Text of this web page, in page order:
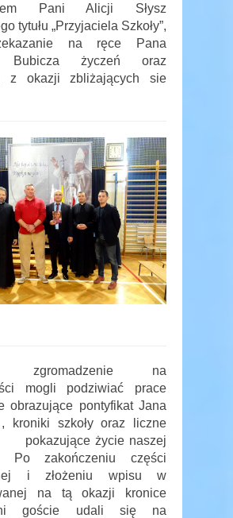
Pani Alicji Słysz
tytułu „Przyjaciela Szkoły”,
na ręce Pana
Bubicza życzeń oraz
z okazji zbliżających sie
zgromadzenie na
mogli podziwiać prace
obrazujące pontyfikat Jana
kroniki szkoły oraz liczne
pokazujące życie naszej
Po zakończeniu części
i złożeniu wpisu w
na tą okazji kronice
goście udali się na